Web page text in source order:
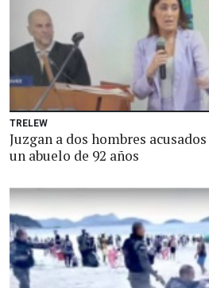
TRELEW
Juzgan a dos hombres
un abuelo de 92 años